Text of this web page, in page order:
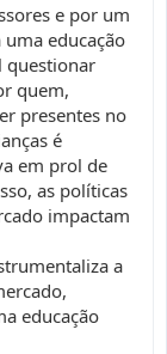
e por um
educação
questionar
quem,
presentes no
é
em prol de
as políticas
impactam
a
educação